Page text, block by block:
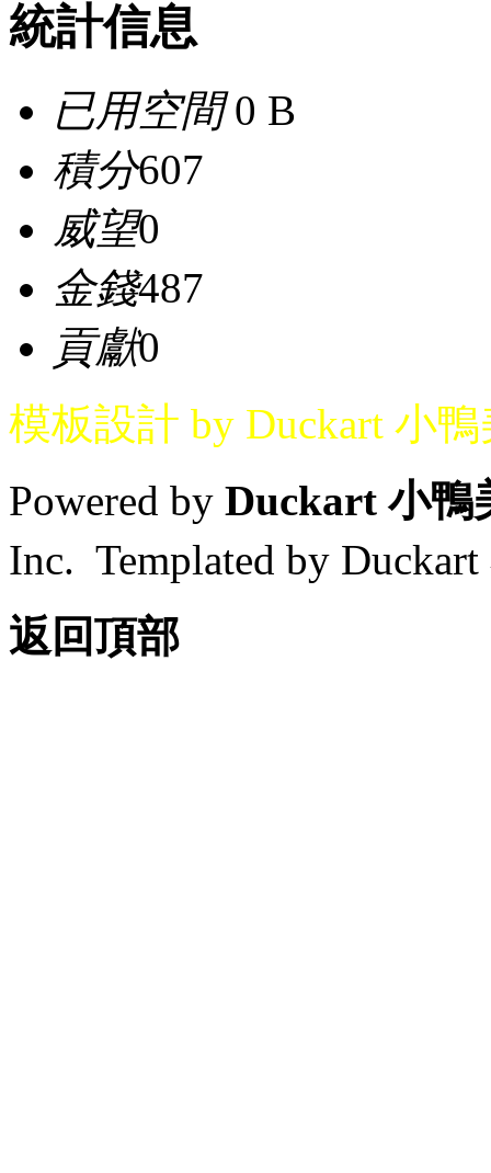
統計信息
已用空間0 B
積分607
威望0
金錢487
貢獻0
模板設計 by Duckart 小
Powered by Duckart 小鴨
Inc. Templated by
返回頂部